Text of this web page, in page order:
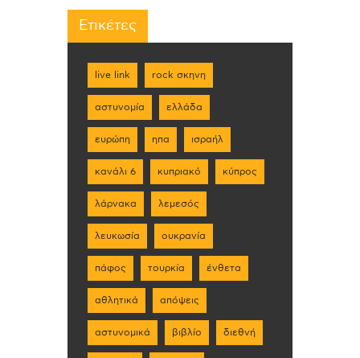
Ετικέτες
live link rock σκηνη
αστυνομία ελλάδα
ευρώπη ηπα ισραήλ
κανάλι 6 κυπριακό κύπρος
λάρνακα λεμεσός
λευκωσία ουκρανία
πάφος τουρκία ένθετα
αθλητικά απόψεις
αστυνομικά βιβλίο διεθνή